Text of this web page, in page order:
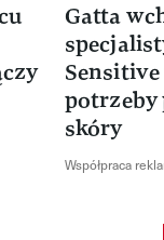
Gatta
potrzeby
skóry
Współpraca